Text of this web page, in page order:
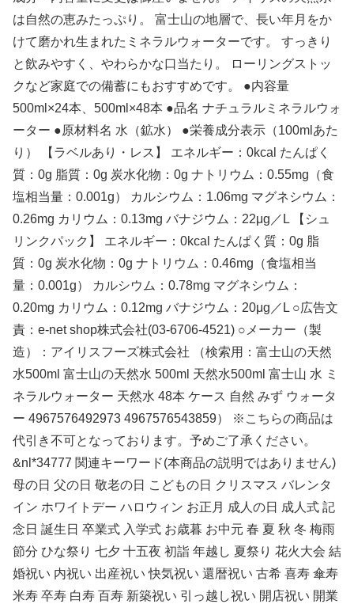
は自然の恵みたっぷり。 富士山の地層で、長い年月をか
けて磨かれ生まれたミネラルウォーターです。 すっきり
と飲みやすく、やわらかな口当たり。 ローリングストッ
クなど家庭での備蓄にもおすすめです。 ●内容量
500ml×24本、500ml×48本 ●品名 ナチュラルミネラルウォ
ーター ●原材料名 水（鉱水） ●栄養成分表示（100mlあた
り） 【ラベルあり・レス】 エネルギー：0kcal たんぱく
質：0g 脂質：0g 炭水化物：0g ナトリウム：0.55mg（食
塩相当量：0.001g） カルシウム：1.06mg マグネシウム：
0.26mg カリウム：0.13mg バナジウム：22μg／L 【シュ
リンクパック】 エネルギー：0kcal たんぱく質：0g 脂
質：0g 炭水化物：0g ナトリウム：0.46mg（食塩相当
量：0.001g） カルシウム：0.78mg マグネシウム：
0.20mg カリウム：0.12mg バナジウム：20μg／L ○広告文
責：e-net shop株式会社(03-6706-4521) ○メーカー（製
造）：アイリスフーズ株式会社 （検索用：富士山の天然
水500ml 富士山の天然水 500ml 天然水500ml 富士山 水 ミ
ネラルウォーター 天然水 48本 ケース 自然 みず ウォータ
ー 4967576492973 4967576543859） ※こちらの商品は
代引き不可となっております。予めご了承ください。
&nl*34777 関連キーワード(本商品の説明ではありません)
母の日 父の日 敬老の日 こどもの日 クリスマス バレンタ
イン ホワイトデー ハロウィン お正月 成人の日 成人式 記
念日 誕生日 卒業式 入学式 お歳暮 お中元 春 夏 秋 冬 梅雨
節分 ひな祭り 七夕 十五夜 初詣 年越し 夏祭り 花火大会 結
婚祝い 内祝い 出産祝い 快気祝い 還暦祝い 古希 喜寿 傘寿
米寿 卒寿 白寿 百寿 新築祝い 引っ越し祝い 開店祝い 開業